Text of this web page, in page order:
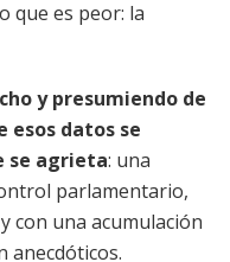
que es peor: la
y presumiendo de
esos datos se
se agrieta: una
parlamentario,
con una acumulación
anecdóticos.